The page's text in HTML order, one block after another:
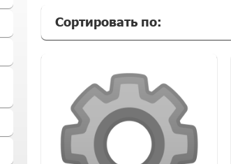
Сортировать по: